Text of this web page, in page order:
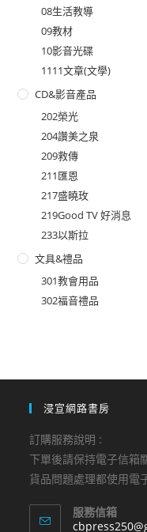
08生活教導
09教材
10影音光碟
1111文章(文學)
CD&影音產品
202榮光
204讚美之泉
209救傳
211匯恩
217盛曉玫
219Good TV 好消息
233以斯拉
文具&禮品
301教會用品
302福音禮品
浸宣網路書房
訂購服務說明 :
下單後請保持電子信箱
貨品問題處理都使用電
服務信箱